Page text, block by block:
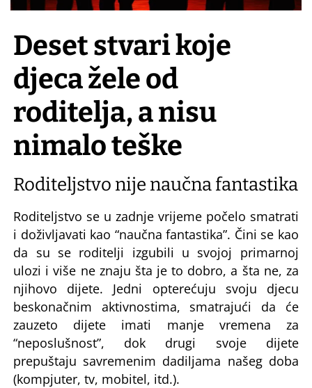
Deset stvari koje
djeca žele od
roditelja, a nisu
nimalo teške
Roditeljstvo nije naučna fantastika
Roditeljstvo se u zadnje vrijeme počelo smatrati
i doživljavati kao “naučna fantastika”. Čini se kao
da su se roditelji izgubili u svojoj primarnoj
ulozi i više ne znaju šta je to dobro, a šta ne, za
njihovo dijete. Jedni opterećuju svoju djecu
beskonačnim aktivnostima, smatrajući da će
zauzeto dijete imati manje vremena za
“neposlušnost”, dok drugi svoje dijete
prepuštaju savremenim dadiljama našeg doba
(kompjuter, tv, mobitel, itd.).